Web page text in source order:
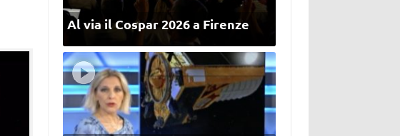
Al via il Cospar 2026 a Firenze